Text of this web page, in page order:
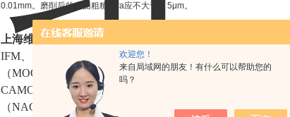
欢迎您！
来自局域网的朋友！有什么可以帮助您的
吗？
0.01mm。磨削后的表面粗糙度ra应不大于1. 5μm。
上海维特锐公司更多优势品牌包含有：德国（FESTO、
IFM、PILZ、GSR、SICK、BALLUFF、HYDAC、
（MOOG、ASCO、MAC、PARKER、VICKERS）意大
CAMOZZI）瑞士（CARLO GAVAZZI、）中国台湾（
（NACHI、TOYOOKI、DAIKIN、CKD、KOGANEI、